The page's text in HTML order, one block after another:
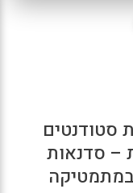
סטודנטים
– סדנאות